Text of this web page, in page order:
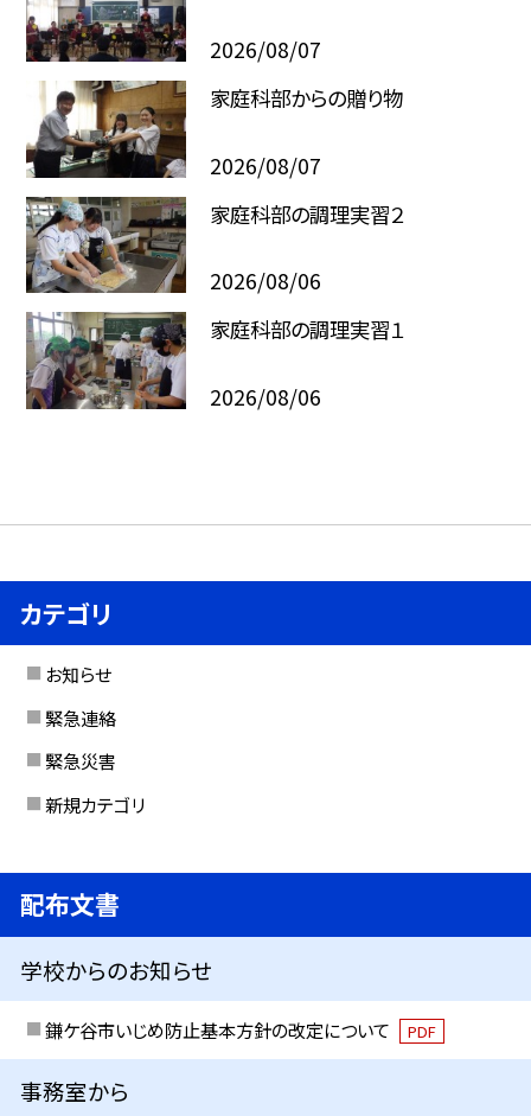
2026/08/07
家庭科部からの贈り物
2026/08/07
家庭科部の調理実習２
2026/08/06
家庭科部の調理実習１
2026/08/06
カテゴリ
お知らせ
緊急連絡
緊急災害
新規カテゴリ
配布文書
学校からのお知らせ
鎌ケ谷市いじめ防止基本方針の改定について PDF
事務室から